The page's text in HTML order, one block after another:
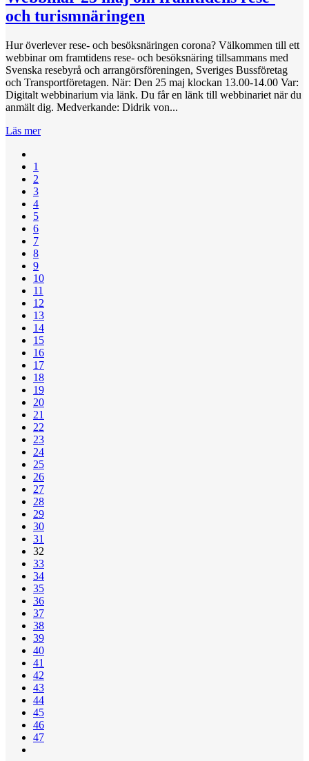
och turismnäringen
Hur överlever rese- och besöksnäringen corona? Välkommen till ett
webbinar om framtidens rese- och besöksnäring tillsammans med
Svenska resebyrå och arrangörsföreningen, Sveriges Bussföretag
och Transportföretagen. När: Den 25 maj klockan 13.00-14.00 Var:
Digitalt webbinarium via länk. Du får en länk till webbinariet när du
anmält dig. Medverkande: Didrik von...
Läs mer
1
2
3
4
5
6
7
8
9
10
11
12
13
14
15
16
17
18
19
20
21
22
23
24
25
26
27
28
29
30
31
32
33
34
35
36
37
38
39
40
41
42
43
44
45
46
47